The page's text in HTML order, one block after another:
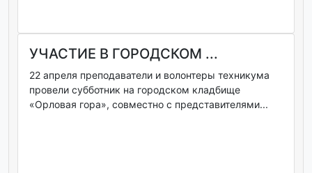
УЧАСТИЕ В ГОРОДСКОМ ...
22 апреля преподаватели и волонтеры техникума
провели субботник на городском кладбище
«Орловая гора», совместно с представителями...